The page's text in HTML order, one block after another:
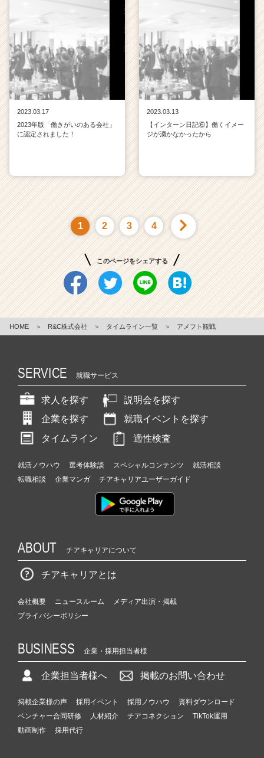
2023.03.17
2023年版「働きがいのある会社」
に認定されました！
2023.03.13
【インターン日記⑥】働くイメー
ジが湧かなかったから
1 2 3 4
このページをシェアする
HOME ＞ R&C株式会社 ＞ タイムライン一覧 ＞ アメフト観戦
SERVICE 就職サービス
求人を探す
説明会を探す
企業を探す
就職イベントを探す
タイムライン
適性検査
就活ノウハウ 選考体験談 スペシャルコンテンツ
就活相談
転職相談
企業マンガ チアキャリアユーザーガイド
ABOUT チアキャリアについて
チアキャリアとは
会社概要 ニュースルーム
メディア出演・掲載
プライバシーポリシー
BUSINESS 企業・採用担当者様
企業担当者様へ 掲載のお問い合わせ
掲載企業様の声 採用イベント 採用ノウハウ
資料ダウンロード
ベンチャー合同研修
人材紹介 チアコネクション
TikTok運用
動画制作
採用代行